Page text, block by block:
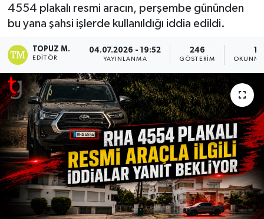
4554 plakalı resmi aracın, perşembe gününden
bu yana şahsi işlerde kullanıldığı iddia edildi.
TOPUZ M.
EDITÖR
04.07.2026 - 19:52
YAYINLANMA
246
GÖSTERIM
TÜRKİYE